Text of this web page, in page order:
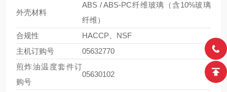
外壳材料
ABS / ABS-PC纤维玻璃（含10%玻璃
纤维）
合规性
HACCP、NSF
主机订购号
05632770
煎炸油温度套件订
购号
05630102